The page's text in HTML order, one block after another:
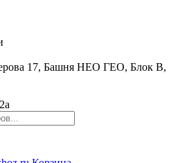
17, Башня НЕО ГЕО, Блок В,